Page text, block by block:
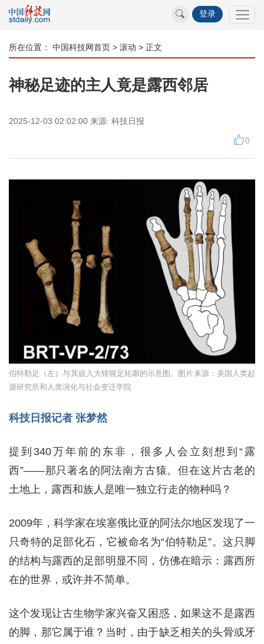
登录
所在位置： 中国科技网首页 > 滚动 > 正文
神秘足迹的主人竟是露西邻居
2025-12-03 02:02:00 来源: 科技日报
0
伯特勒足（左）与其嵌入大猩猩足轮廓的示意图。图片来源：美国人类起
源研究所和人类演化与社会变迁学院
科技日报记者 张梦然
提到340万年前的东非，很多人会立刻想到“露
西”——那只著名的阿法南方古猿。但在这片古老的
土地上，露西和族人是唯一独立行走的物种吗？
2009年，科学家在埃塞俄比亚的阿法尔地区发现了一
只奇特的足部化石，它被命名为“伯特勒足”。这只脚
的结构与露西的足部明显不同，仿佛在暗示：露西所
在的世界，或许并不简单。
这个发现让古生物学家兴奋又困惑，如果这不是露西
的脚，那它属于谁？当时，由于缺乏相关的头骨或牙